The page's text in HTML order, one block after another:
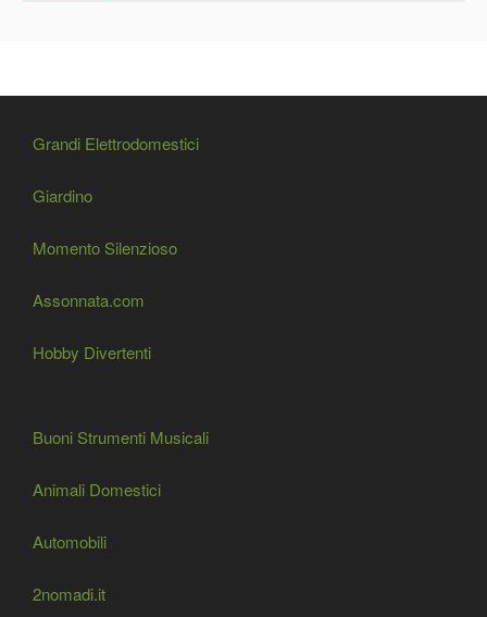
Grandi Elettrodomestici
Giardino
Momento Silenzioso
Assonnata.com
Hobby Divertenti
Buoni Strumenti Musicali
Animali Domestici
Automobili
2nomadi.it